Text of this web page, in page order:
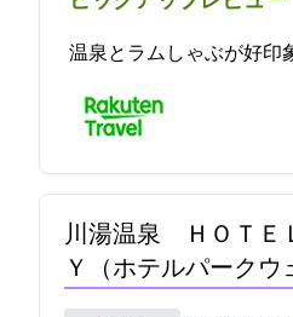
温泉とラムしゃぶが好印象でした。
川湯温泉 ＨＯＴＥ
Ｙ（ホテルパークウ